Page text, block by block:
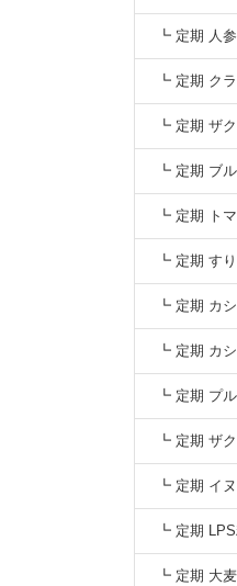
┗ 定期 人
┗ 定期 ク
┗ 定期 ザ
┗ 定期 ブ
┗ 定期 トマ
┗ 定期 す
汁
┗ 定期 カ
┗ 定期 カ
┗ 定期 プ
┗ 定期 ザ
┗ 定期 イ
┗ 定期
┗ 定期 大麦